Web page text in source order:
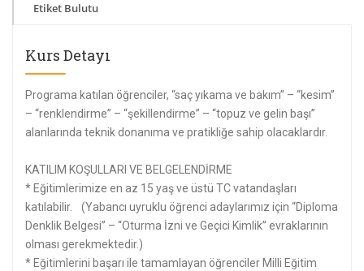
Etiket Bulutu
Kurs Detayı
Programa katılan öğrenciler, “saç yıkama ve bakım” – “kesim”
– “renklendirme” – “şekillendirme” – “topuz ve gelin başı”
alanlarında teknik donanıma ve pratikliğe sahip olacaklardır.
KATILIM KOŞULLARI VE BELGELENDİRME
* Eğitimlerimize en az 15 yaş ve üstü TC vatandaşları
katılabilir. (Yabancı uyruklu öğrenci adaylarımız için “Diploma
Denklik Belgesi” – “Oturma İzni ve Geçici Kimlik” evraklarının
olması gerekmektedir.)
* Eğitimlerini başarı ile tamamlayan öğrenciler Milli Eğitim